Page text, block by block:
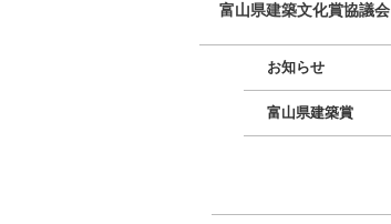
富山県建築文化賞協議会
お知らせ
富山県建築賞